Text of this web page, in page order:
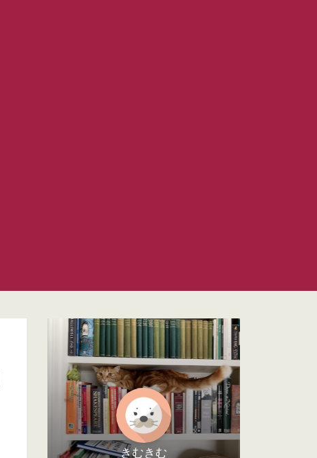
きむきむ